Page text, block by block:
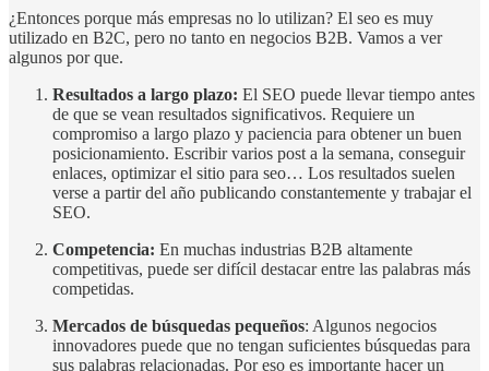
¿Entonces porque más empresas no lo utilizan? El seo es muy
utilizado en B2C, pero no tanto en negocios B2B. Vamos a ver
algunos por que.
Resultados a largo plazo: El SEO puede llevar tiempo antes
de que se vean resultados significativos. Requiere un
compromiso a largo plazo y paciencia para obtener un buen
posicionamiento. Escribir varios post a la semana, conseguir
enlaces, optimizar el sitio para seo… Los resultados suelen
verse a partir del año publicando constantemente y trabajar el
SEO.
Competencia: En muchas industrias B2B altamente
competitivas, puede ser difícil destacar entre las palabras más
competidas.
Mercados de búsquedas pequeños: Algunos negocios
innovadores puede que no tengan suficientes búsquedas para
sus palabras relacionadas. Por eso es importante hacer un